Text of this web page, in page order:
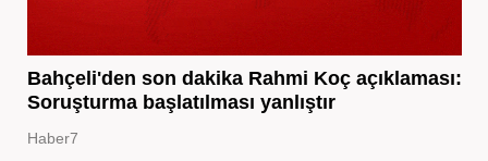
Bahçeli'den son dakika Rahmi Koç açıklaması:
Soruşturma başlatılması yanlıştır
Haber7